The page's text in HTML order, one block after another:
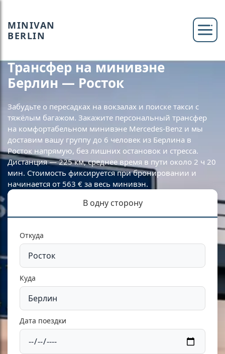
MINIVAN
BERLIN
Трансфер на минивэне
Берлин — Росток
Забудьте о пересадках на вокзалах и поиске такси с
тяжёлым багажом. Закажите персональный трансфер
на комфортабельном минивэне Mercedes-Benz и мы
доставим вашу группу до 6 человек из Берлина в
Росток напрямую, без лишних остановок и стресса.
Дистанция — 225 км, среднее время в пути около 2 ч 20
мин. Стоимость фиксируется при бронировании и
начинается от 563 € за весь минивэн.
В одну сторону
Откуда
Куда
Дата поездки